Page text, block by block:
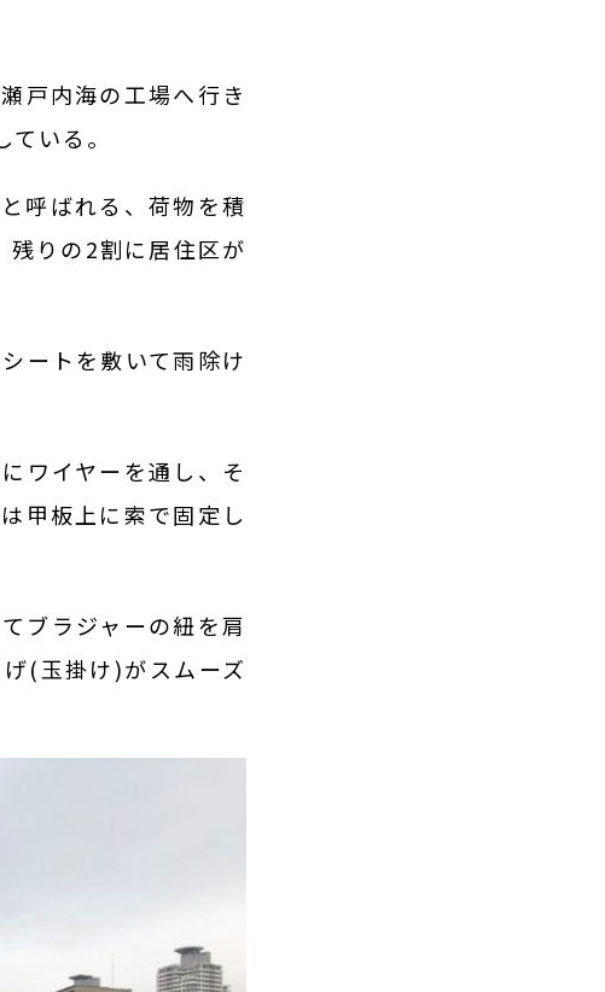
戸内海の工場へ行き
いる。
呼ばれる、荷物を積
残りの2割に居住区が
ートを敷いて雨除け
ワイヤーを通し、そ
甲板上に索で固定し
ブラジャーの紐を肩
(玉掛け)がスムーズ